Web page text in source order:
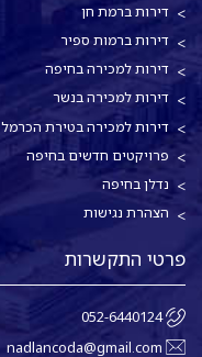
דירות ברמת חן
דירות ברמות ספיר
דירות למכירה בחיפה
דירות למכירה בנשר
דירות למכירה בטירת הכרמל
פרויקטים חדשים בחיפה
נדלן בחיפה
הצהרת נגישות
פרטי התקשרות
052-6440124
nadlancoda@gmail.com